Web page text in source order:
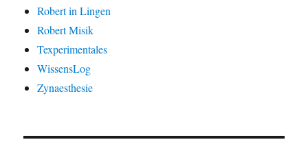
Robert in Lingen
Robert Misik
Texperimentales
WissensLog
Zynaesthesie